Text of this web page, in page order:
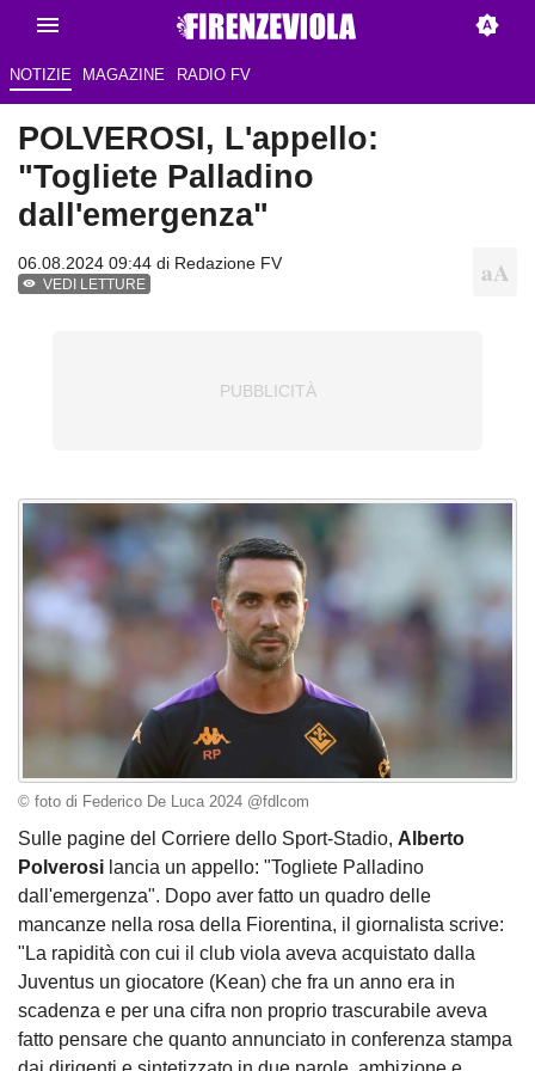
NOTIZIE MAGAZINE RADIO FV
POLVEROSI, L'appello:
"Togliete Palladino
dall'emergenza"
06.08.2024 09:44 di Redazione FV
VEDI LETTURE
© foto di Federico De Luca 2024 @fdlcom
Sulle pagine del Corriere dello Sport-Stadio, Alberto
Polverosi lancia un appello: "Togliete Palladino
dall'emergenza". Dopo aver fatto un quadro delle
mancanze nella rosa della Fiorentina, il giornalista scrive:
"La rapidità con cui il club viola aveva acquistato dalla
Juventus un giocatore (Kean) che fra un anno era in
scadenza e per una cifra non proprio trascurabile aveva
fatto pensare che quanto annunciato in conferenza stampa